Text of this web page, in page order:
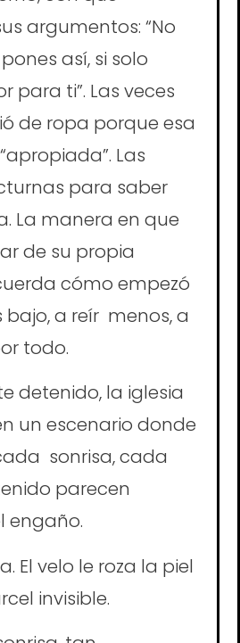
argumentos: “No
así, si solo
para ti”. Las veces
de ropa porque esa
Las
para saber
La manera en que
de su propia
cómo empezó
a reír menos, a
todo.
detenido, la iglesia
un escenario donde
sonrisa, cada
parecen
engaño.
El velo le roza la piel
invisible.